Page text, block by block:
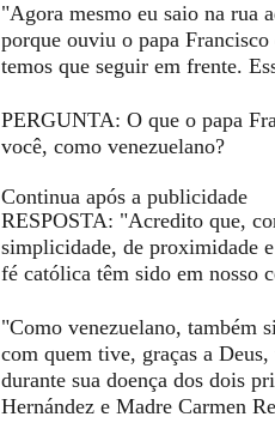
"Agora mesmo eu saio na rua
porque ouviu o papa
temos que seguir em frente.
PERGUNTA: O que o papa
você, como venezuelano?
Continua após a publicidade
RESPOSTA: "Acredito que,
simplicidade, de proximidade
fé católica têm sido em nosso
"Como venezuelano, também
com quem tive, graças a
durante sua doença dos dois
Hernández e Madre Carmen